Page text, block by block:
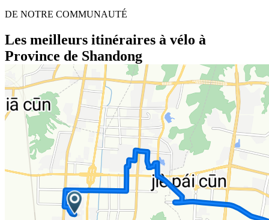
DE NOTRE COMMUNAUTÉ
Les meilleurs itinéraires à vélo à
Province de Shandong